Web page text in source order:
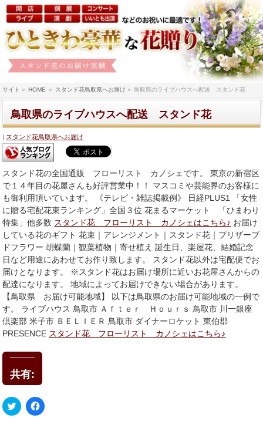
サイト » HOME » スタンド花鳥取県へお届け » 鳥取県のライブハウスへ配送 スタンド花
鳥取県のライブハウスへ配送 スタンド花
スタンド花鳥取県へお届け
スタンド花の全国通販 フローリスト カノシェです。 東京の新宿区
で１４年目の花屋さんも好評営業中！！ マスコミや芸能界のお客様に
も御利用頂いています。 《テレビ・雑誌掲載例》 日経PLUS1 「女性
に贈る宅配花束ランキング」全国３位 花まるマーケット 「ひまわり
特集」他多数 スタンド花 フローリスト カノシェはこちら♪ お届け
している花のギフト 花束｜アレンジメント｜スタンド花｜プリザーブ
ドフラワー 胡蝶蘭｜観葉植物｜寄せ植え 誕生日、楽屋花、結婚記念
日など用途にあわせてお作り致します。 スタンド花以外は宅配便でお
届けとなります。 ※スタンド花はお届け場所に近いお花屋さんからの
配達になります。 地域によってお届けできない場合があります。
【鳥取県 お届け可能地域】 以下は鳥取県のお届け可能地域の一例で
す。 ライブハウス 鳥取市 Ａｆｔｅｒ Ｈｏｕｒｓ 鳥取市 川一銀座
倶楽部 米子市 ＢＥＬＩＥＲ 鳥取市 ダイナーロケット 東伯郡
PRESENCE スタンド花 フローリスト カノシェはこちら♪
共有:
ク
リ
Facebook
で